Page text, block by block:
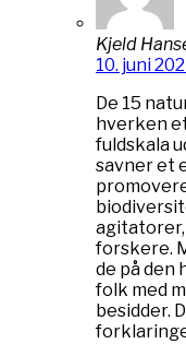
Kjeld
10. juni
De 15
hverken
fuldskala
savner et
forskere.
de på den
folk med
besidder.